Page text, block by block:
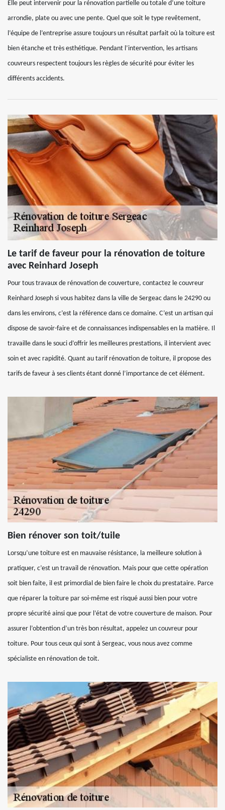
Elle peut intervenir pour la rénovation partielle ou totale d’une toiture
arrondie, plate ou avec une pente. Quel que soit le type revêtement,
l’équipe de l’entreprise assure toujours un résultat parfait où la toiture est
bien étanche et très esthétique. Pendant l’intervention, les artisans
couvreurs respectent toujours les règles de sécurité pour éviter les
différents accidents.
Le tarif de faveur pour la rénovation de toiture
avec Reinhard Joseph
Pour tous travaux de rénovation de couverture, contactez le couvreur
Reinhard Joseph si vous habitez dans la ville de Sergeac dans le 24290 ou
dans les environs, c’est la référence dans ce domaine. C’est un artisan qui
dispose de savoir-faire et de connaissances indispensables en la matière. Il
travaille dans le souci d’offrir les meilleures prestations, il intervient avec
soin et avec rapidité. Quant au tarif rénovation de toiture, il propose des
tarifs de faveur à ses clients étant donné l’importance de cet élément.
Bien rénover son toit/tuile
Lorsqu’une toiture est en mauvaise résistance, la meilleure solution à
pratiquer, c’est un travail de rénovation. Mais pour que cette opération
soit bien faite, il est primordial de bien faire le choix du prestataire. Parce
que réparer la toiture par soi-même est risqué aussi bien pour votre
propre sécurité ainsi que pour l’état de votre couverture de maison. Pour
assurer l’obtention d’un très bon résultat, appelez un couvreur pour
toiture. Pour tous ceux qui sont à Sergeac, vous nous avez comme
spécialiste en rénovation de toit.